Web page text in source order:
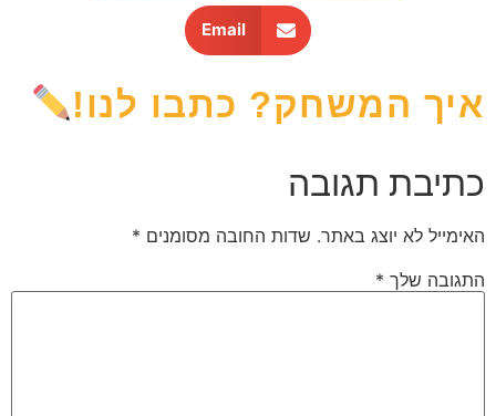
Email
איך המשחק? כתבו לנו!
כתיבת תגובה
האימייל לא יוצג באתר. שדות החובה מסומנים *
התגובה שלך *